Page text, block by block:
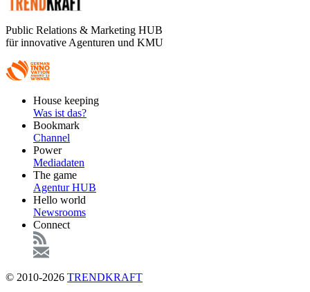
Public Relations & Marketing HUB
für innovative Agenturen und KMU
FooterHouse keeping
Was ist das?
Bookmark
Channel
Power
Mediadaten
The game
Agentur HUB
Hello world
Newsrooms
Connect
© 2010-2026 TRENDKRAFT